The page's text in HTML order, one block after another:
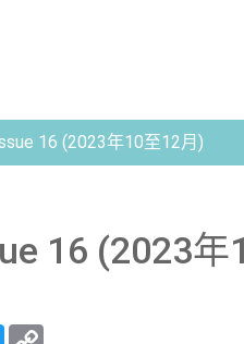
16 (2023年10至12月)
16 (2023年
Twitter